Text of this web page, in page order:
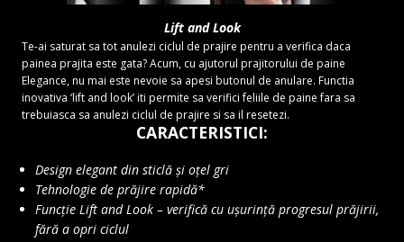
Lift and Look
Te-ai saturat sa tot anulezi ciclul de prajire pentru a verifica daca
painea prajita este gata? Acum, cu ajutorul prajitorului de paine
Elegance, nu mai este nevoie sa apesi butonul de anulare. Functia
inovativa ‘lift and look’ iti permite sa verifici feliile de paine fara sa
trebuiasca sa anulezi ciclul de prajire si sa il resetezi.
CARACTERISTICI:
Design elegant din sticlă și oțel gri
Tehnologie de prăjire rapidă*
Funcție Lift and Look – verifică cu ușurință progresul prăjirii,
fără a opri ciclul